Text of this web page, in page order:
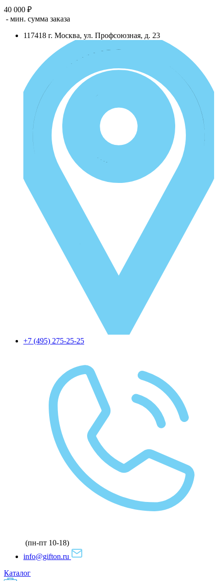
40 000 ₽
- мин. сумма заказа
117418 г. Москва, ул. Профсоюзная, д. 23
+7 (495) 275-25-25
(пн-пт 10-18)
info@gifton.ru
Каталог